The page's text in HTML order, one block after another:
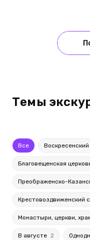
Темы
Все
Благовещенская
Преображенско-
Крестовоздвиженский
Монастыри, церкви,
В августе 2